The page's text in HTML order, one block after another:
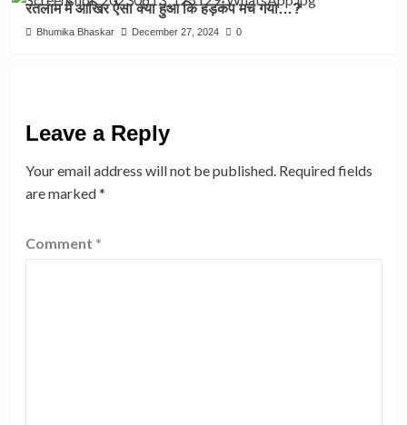
रतलाम में आखिर ऐसा क्या हुआ कि हड़कंप मच गया…?
Bhumika Bhaskar December 27, 2024 0
Leave a Reply
Your email address will not be published. Required fields
are marked*
Comment *